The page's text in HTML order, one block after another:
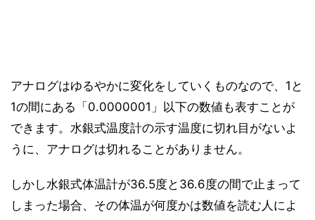
アナログはゆるやかに変化をしていくものなので、1と
1の間にある「0.0000001」以下の数値も表すことが
できます。水銀式温度計の示す温度に切れ目がないよ
うに、アナログは切れることがありません。
しかし水銀式体温計が36.5度と36.6度の間で止まって
しまった場合、その体温が何度かは数値を読む人によ